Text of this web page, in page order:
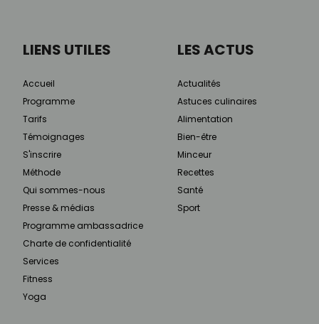
LIENS UTILES
Accueil
Programme
Tarifs
Témoignages
S'inscrire
Méthode
Qui sommes-nous
Presse & médias
Programme ambassadrice
Charte de confidentialité
Services
Fitness
Yoga
LES ACTUS
Actualités
Astuces culinaires
Alimentation
Bien-être
Minceur
Recettes
Santé
Sport